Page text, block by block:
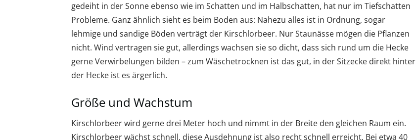
gedeiht in der Sonne ebenso wie im Schatten und im Halbschatten, hat nur im Tiefschatten
Probleme. Ganz ähnlich sieht es beim Boden aus: Nahezu alles ist in Ordnung, sogar
lehmige und sandige Böden verträgt der Kirschlorbeer. Nur Staunässe mögen die Pflanzen
nicht. Wind vertragen sie gut, allerdings wachsen sie so dicht, dass sich rund um die Hecke
gerne Verwirbelungen bilden – zum Wäschetrocknen ist das gut, in der Sitzecke direkt hinter
der Hecke ist es ärgerlich.
Größe und Wachstum
Kirschlorbeer wird gerne drei Meter hoch und nimmt in der Breite den gleichen Raum ein.
Kirschlorbeer wächst schnell, diese Ausdehnung ist also recht schnell erreicht. Bei etwa 40